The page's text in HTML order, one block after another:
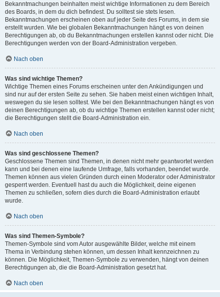
Bekanntmachungen beinhalten meist wichtige Informationen zu dem Bereich
des Boards, in dem du dich befindest. Du solltest sie stets lesen.
Bekanntmachungen erscheinen oben auf jeder Seite des Forums, in dem sie
erstellt wurden. Wie bei globalen Bekanntmachungen hängt es von deinen
Berechtigungen ab, ob du Bekanntmachungen erstellen kannst oder nicht. Die
Berechtigungen werden von der Board-Administration vergeben.
Nach oben
Was sind wichtige Themen?
Wichtige Themen eines Forums erscheinen unter den Ankündigungen und
sind nur auf der ersten Seite zu sehen. Sie haben meist einen wichtigen Inhalt,
weswegen du sie lesen solltest. Wie bei den Bekanntmachungen hängt es von
deinen Berechtigungen ab, ob du wichtige Themen erstellen kannst oder nicht;
die Berechtigungen stellt die Board-Administration ein.
Nach oben
Was sind geschlossene Themen?
Geschlossene Themen sind Themen, in denen nicht mehr geantwortet werden
kann und bei denen eine laufende Umfrage, falls vorhanden, beendet wurde.
Themen können aus vielen Gründen durch einen Moderator oder Administrator
gesperrt werden. Eventuell hast du auch die Möglichkeit, deine eigenen
Themen zu schließen, sofern dies durch die Board-Administration erlaubt
wurde.
Nach oben
Was sind Themen-Symbole?
Themen-Symbole sind vom Autor ausgewählte Bilder, welche mit einem
Thema in Verbindung stehen können, um dessen Inhalt kennzeichnen zu
können. Die Möglichkeit, Themen-Symbole zu verwenden, hängt von deinen
Berechtigungen ab, die die Board-Administration gesetzt hat.
Nach oben